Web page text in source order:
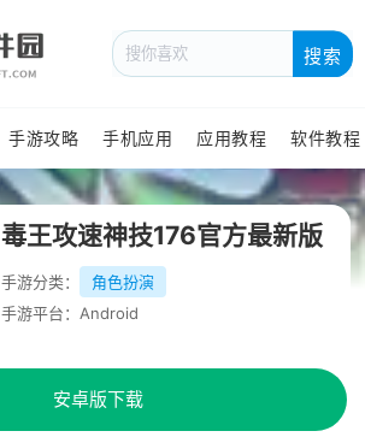
搜索
手游攻略 手机应用 应用教程 软件教程
毒王攻速神技176官方最新版
手游分类：
角色扮演
手游平台：Android
安卓版下载